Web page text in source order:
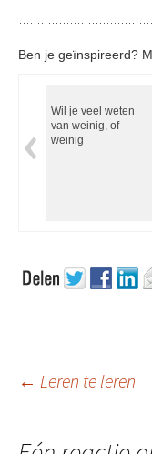
Ben je geïnspireerd?
Wil je veel weten
van weinig, of
weinig
← Leren te leren